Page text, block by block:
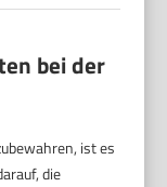
bei der
ist es
die